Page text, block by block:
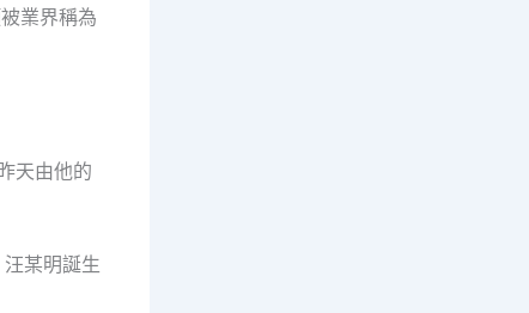
業界稱為
天由他的
某明誕生